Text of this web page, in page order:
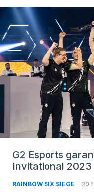
G2 Esports
Invitational 2023
RAINBOW SIX SIEGE 20